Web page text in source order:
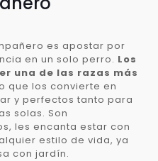
es apostar por
en un solo perro. Los
una de las razas más
que los convierte en
y perfectos tanto para
solas. Son
les encanta estar con
estilo de vida, ya
con jardín.